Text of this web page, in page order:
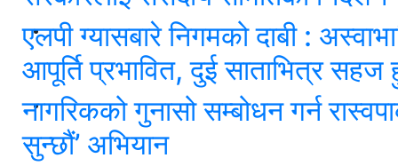
एलपी ग्यासबारे निगमको दाबी :
आपूर्ति प्रभावित, दुई साताभित्र सहज
नागरिकको गुनासो सम्बोधन गर्न
सुन्छौं’ अभियान